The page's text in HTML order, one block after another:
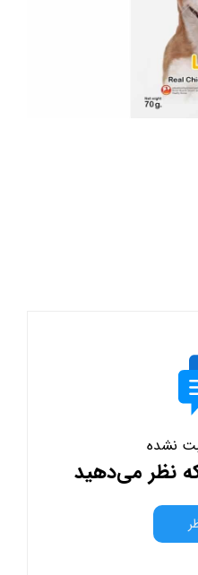
نشده
نظر می‌دهید